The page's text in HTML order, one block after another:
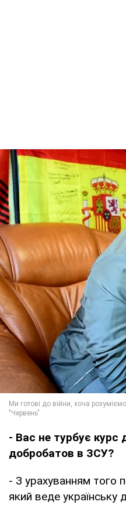
- Вас не турбує курс
добробатов в ЗСУ?
- З урахуванням того
який веде